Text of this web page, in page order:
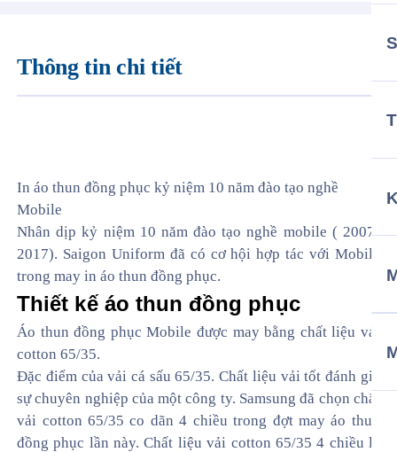
Thông tin chi tiết
In áo thun đồng phục kỷ niệm 10 năm đào tạo nghề
Mobile
Nhân dịp kỷ niệm 10 năm đào tạo nghề mobile ( 2007-
2017). Saigon Uniform đã có cơ hội hợp tác với Mobile
trong may in áo thun đồng phục.
Thiết kế áo thun đồng phục
Áo thun đồng phục Mobile được may bằng chất liệu vải
cotton 65/35.
Đặc điểm của vải cá sấu 65/35. Chất liệu vải tốt đánh giá
sự chuyên nghiệp của một công ty. Samsung đã chọn chất
vải cotton 65/35 co dãn 4 chiều trong đợt may áo thun
đồng phục lần này. Chất liệu vải cotton 65/35 4 chiều là